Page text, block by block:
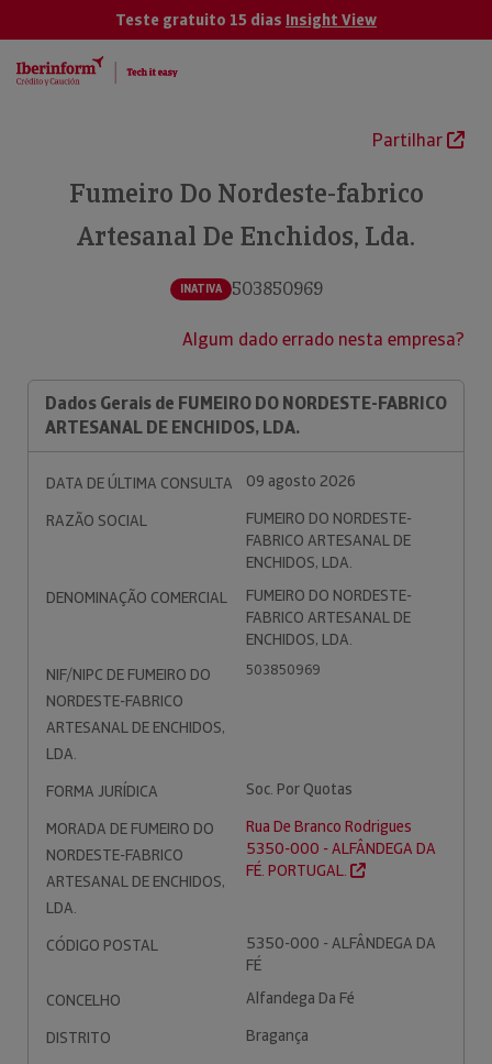
Teste gratuito 15 dias Insight View
Partilhar
Fumeiro Do Nordeste-fabrico
Artesanal De Enchidos, Lda.
INATIVA 503850969
Algum dado errado nesta empresa?
Dados Gerais de FUMEIRO DO NORDESTE-FABRICO
ARTESANAL DE ENCHIDOS, LDA.
DATA DE ÚLTIMA CONSULTA
09 agosto 2026
RAZÃO SOCIAL
FUMEIRO DO NORDESTE-
FABRICO ARTESANAL DE
ENCHIDOS, LDA.
DENOMINAÇÃO COMERCIAL
FUMEIRO DO NORDESTE-
FABRICO ARTESANAL DE
ENCHIDOS, LDA.
NIF/NIPC DE FUMEIRO DO
NORDESTE-FABRICO
ARTESANAL DE ENCHIDOS,
LDA.
503850969
FORMA JURÍDICA
Soc. Por Quotas
MORADA DE FUMEIRO DO
NORDESTE-FABRICO
ARTESANAL DE ENCHIDOS,
LDA.
Rua De Branco Rodrigues
5350-000 - ALFÂNDEGA DA
FÉ. PORTUGAL.
CÓDIGO POSTAL
5350-000 - ALFÂNDEGA DA
FÉ
CONCELHO
Alfandega Da Fé
DISTRITO
Bragança